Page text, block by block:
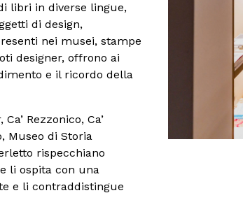
libri in diverse lingue,
di design,
nei musei, stampe
designer, offrono ai
e il ricordo della
Rezzonico, Ca’
Museo di Storia
rispecchiano
li ospita con una
e li contraddistingue